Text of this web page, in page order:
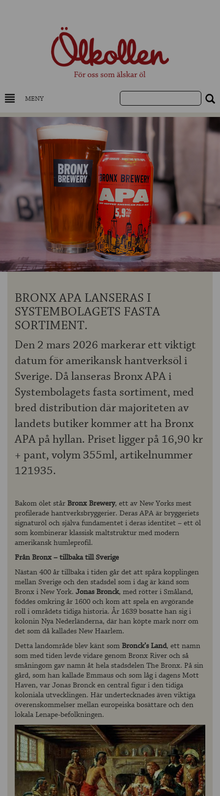
MENY
DRYCKESKUNSKAP
NYHETER
UTVALDA ÖL
UTVALDA CIDER
UTVALDA DESTILLAT
OM ÖLKOLLEN
KONTAKTA OSS
BRONX APA LANSERAS I
SYSTEMBOLAGETS FASTA
SORTIMENT.
Den 2 mars 2026 markerar ett viktigt
datum för amerikansk hantverksöl i
Sverige. Då lanseras Bronx APA i
Systembolagets fasta sortiment, med
bred distribution där majoriteten av
landets butiker kommer att ha Bronx
APA på hyllan. Priset ligger på 16,90 kr
+ pant, volym 355ml, artikelnummer
121935.
Bakom ölet stårBronx Brewery, ett av New Yorks mest
profilerade hantverksbryggerier. Deras APA är bryggeriets
signaturöl och själva fundamentet i deras identitet – ett öl
som kombinerar klassisk maltstruktur med modern
amerikansk humleprofil.
Från Bronx – tillbaka till Sverige
Nästan 400 år tillbaka i tiden går det att spåra kopplingen
mellan Sverige och den stadsdel som i dag är känd som
Bronx i New York. Jonas Bronck, med rötter i Småland,
föddes omkring år 1600 och kom att spela en avgörande
roll i områdets tidiga historia. År 1639 bosatte han sig i
kolonin Nya Nederländerna, där han köpte mark norr om
det som då kallades New Haarlem.
Detta landområde blev känt somBronck’s Land, ett namn
som med tiden levde vidare genom Bronx River och så
småningom gav namn åt hela stadsdelen The Bronx. På sin
gård, som han kallade Emmaus och som låg i dagens Mott
Haven, var Jonas Bronck en central figur i den tidiga
koloniala utvecklingen. Här undertecknades även viktiga
överenskommelser mellan europeiska bosättare och den
lokala Lenape-befolkningen.